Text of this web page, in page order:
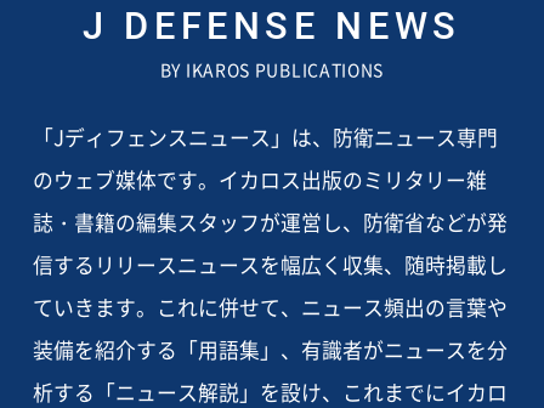
J DEFENSE NEWS
BY IKAROS PUBLICATIONS
「Jディフェンスニュース」は、防衛ニュース専門
のウェブ媒体です。イカロス出版のミリタリー雑
誌・書籍の編集スタッフが運営し、防衛省などが発
信するリリースニュースを幅広く収集、随時掲載し
ていきます。これに併せて、ニュース頻出の言葉や
装備を紹介する「用語集」、有識者がニュースを分
析する「ニュース解説」を設け、これまでにイカロ